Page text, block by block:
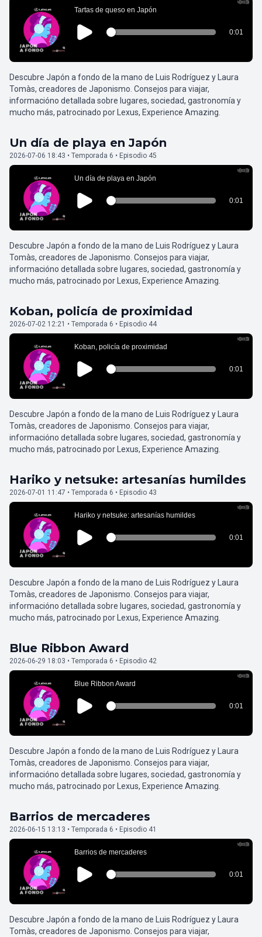
Descubre Japón a fondo de la mano de Luis Rodríguez y Laura
Tomàs, creadores de Japonismo. Consejos para viajar,
informacióno detallada sobre lugares, sociedad, gastronomía y
mucho más, patrocinado por Lexus, Experience Amazing.
Un día de playa en Japón
2026-07-06 18:43 • Temporada 6 • Episodio 45
Descubre Japón a fondo de la mano de Luis Rodríguez y Laura
Tomàs, creadores de Japonismo. Consejos para viajar,
informacióno detallada sobre lugares, sociedad, gastronomía y
mucho más, patrocinado por Lexus, Experience Amazing.
Koban, policía de proximidad
2026-07-02 12:21 • Temporada 6 • Episodio 44
Descubre Japón a fondo de la mano de Luis Rodríguez y Laura
Tomàs, creadores de Japonismo. Consejos para viajar,
informacióno detallada sobre lugares, sociedad, gastronomía y
mucho más, patrocinado por Lexus, Experience Amazing.
Hariko y netsuke: artesanías humildes
2026-07-01 11:47 • Temporada 6 • Episodio 43
Descubre Japón a fondo de la mano de Luis Rodríguez y Laura
Tomàs, creadores de Japonismo. Consejos para viajar,
informacióno detallada sobre lugares, sociedad, gastronomía y
mucho más, patrocinado por Lexus, Experience Amazing.
Blue Ribbon Award
2026-06-29 18:03 • Temporada 6 • Episodio 42
Descubre Japón a fondo de la mano de Luis Rodríguez y Laura
Tomàs, creadores de Japonismo. Consejos para viajar,
informacióno detallada sobre lugares, sociedad, gastronomía y
mucho más, patrocinado por Lexus, Experience Amazing.
Barrios de mercaderes
2026-06-15 13:13 • Temporada 6 • Episodio 41
Descubre Japón a fondo de la mano de Luis Rodríguez y Laura
Tomàs, creadores de Japonismo. Consejos para viajar,